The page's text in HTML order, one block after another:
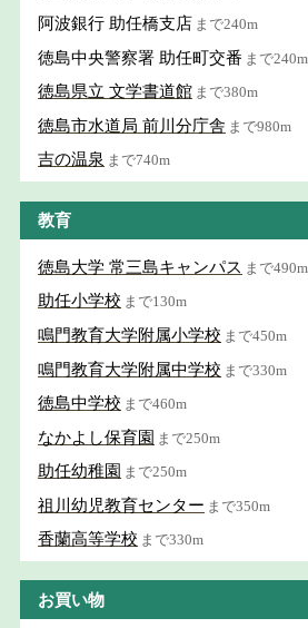
阿波銀行 助任橋支店 まで240m
徳島中央警察署 助任町交番 まで240m
徳島県立 文学書道館 まで380m
徳島市水道局 前川分庁舎 まで980m
吉の温泉 まで740m
教育
徳島大学 常三島キャンパス まで490m
助任小学校 まで130m
鳴門教育大学附属小学校 まで450m
鳴門教育大学附属中学校 まで330m
徳島中学校 まで460m
なかよし保育園 まで250m
助任幼稚園 まで250m
祖川幼児教育センター まで350m
香蘭高等学校 まで330m
お買い物